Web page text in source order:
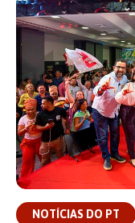
NOTÍCIAS DO PT